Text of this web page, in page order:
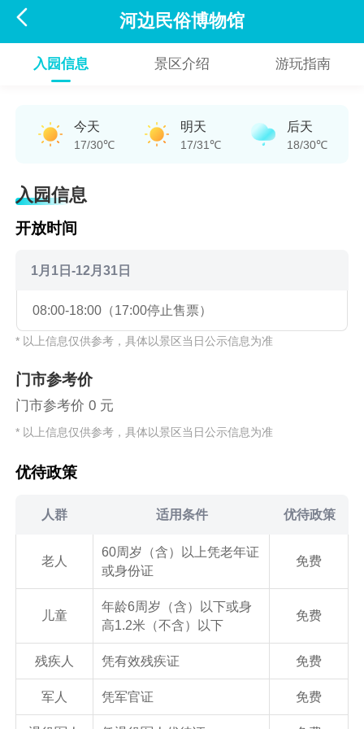
 河边民俗博物馆
入园信息 景区介绍 游玩指南
今天
17/30℃
明天
17/31℃
后天
18/30℃
入园信息
开放时间
1月1日-12月31日
08:00-18:00（17:00停止售票）
* 以上信息仅供参考，具体以景区当日公示信息为准
门市参考价
门市参考价 0 元
* 以上信息仅供参考，具体以景区当日公示信息为准
优待政策
人群 适用条件 优待政策
老人
60周岁（含）以上凭老年证
免费
儿童
年龄6周岁（含）以下或身
高1.2米（不含）以下
免费
残疾人 免费
军人 免费